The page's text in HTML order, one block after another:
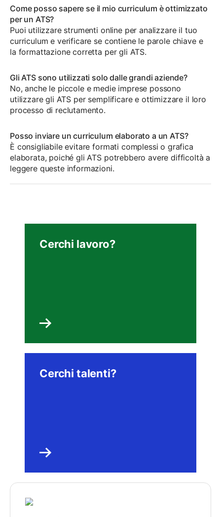
Come posso sapere se il mio curriculum è ottimizzato
per un ATS?
Puoi utilizzare strumenti online per analizzare il tuo
curriculum e verificare se contiene le parole chiave e
la formattazione corretta per gli ATS.
Gli ATS sono utilizzati solo dalle grandi aziende?
No, anche le piccole e medie imprese possono
utilizzare gli ATS per semplificare e ottimizzare il loro
processo di reclutamento.
Posso inviare un curriculum elaborato a un ATS?
È consigliabile evitare formati complessi o grafica
elaborata, poiché gli ATS potrebbero avere difficoltà a
leggere queste informazioni.
Cerchi lavoro?
Cerchi talenti?